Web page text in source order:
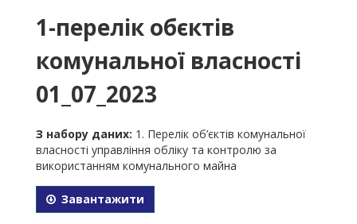
1-перелік обєктів
комунальної власності
01_07_2023
З набору даних: 1. Перелік об’єктів комунальної
власності управління обліку та контролю за
використанням комунального майна
Завантажити